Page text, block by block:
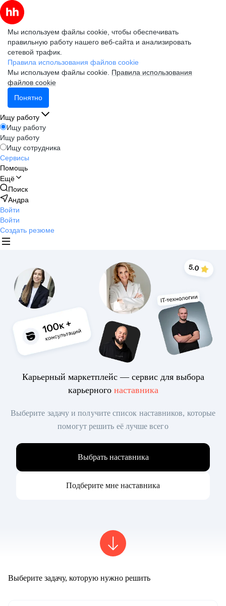
Мы используем файлы cookie, чтобы обеспечивать
правильную работу нашего веб-сайта и анализировать
сетевой трафик.
Правила использования файлов cookie
Мы используем файлы cookie. Правила использования
файлов cookie
Понятно
Ищу работу
Ищу работу
Ищу работу
Ищу сотрудника
Сервисы
Помощь
Ещё
Поиск
Андра
Войти
Войти
Создать резюме
Карьерный маркетплейс — сервис для выбора
карьерного наставника
Выберите задачу и получите список наставников, которые
помогут решить её лучше всего
Выбрать наставника
Подберите мне наставника
Выберите задачу, которую нужно решить